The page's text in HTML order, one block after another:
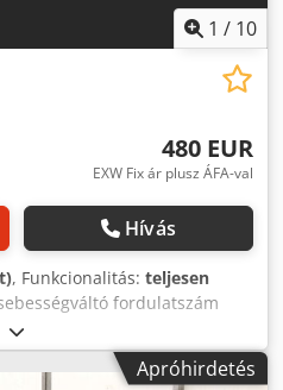
1 / 10
480 EUR
EXW Fix ár plusz ÁFA-val
Hívás
, Funkcionalitás: teljesen
fordulatszám
Ijfx Ab Sef
határoló fel/le
ellenében rendelhető
Apróhirdetés